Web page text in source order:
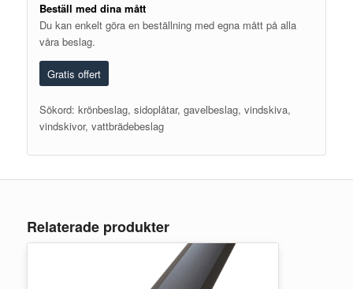
Beställ med dina mått
Du kan enkelt göra en beställning med egna mått på alla
våra beslag.
Gratis offert
Sökord: krönbeslag, sidoplåtar, gavelbeslag, vindskiva,
vindskivor, vattbrädebeslag
Relaterade produkter